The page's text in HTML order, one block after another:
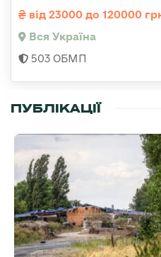
від 23000 до 120000
Вся Україна
503 ОБМП
ПУБЛІКАЦІЇ